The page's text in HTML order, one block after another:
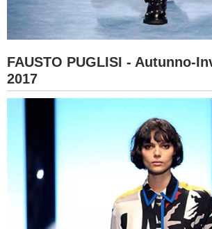
FAUSTO PUGLISI - Autunno-
2017